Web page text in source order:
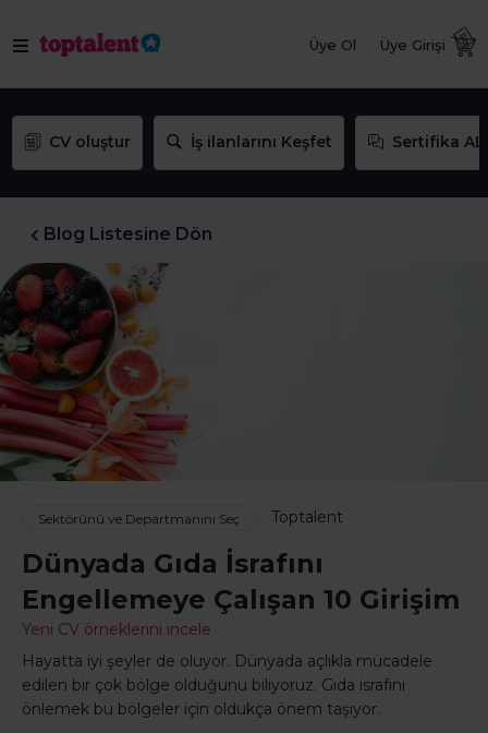
Üye Ol Üye Girişi
CV oluştur İş ilanlarını Keşfet Sertifika AL
Blog Listesine Dön
Sektörünü ve Departmanını Seç Toptalent
Dünyada Gıda İsrafını
Engellemeye Çalışan 10 Girişim
Yeni CV örneklerini incele
Hayatta iyi şeyler de oluyor. Dünyada açlıkla mücadele
edilen bir çok bölge olduğunu biliyoruz. Gıda israfını
önlemek bu bölgeler için oldukça önem taşıyor.